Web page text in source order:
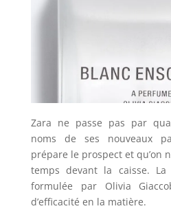
Zara ne passe pas par
noms de ses nouveaux
prépare le prospect et qu’on
temps devant la caisse.
formulée par Olivia
d’efficacité en la matière.